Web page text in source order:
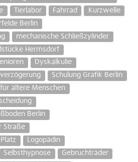
Tierlabor Fahrrad
Kurzwelle
Berlin
mechanische Schließzylinder
Hermsdorf
Dyskalkulie
Schulung Grafik Berlin
ältere Menschen
Berlin
Straße
Logopädin
Selbsthypnose
Gebruchträder